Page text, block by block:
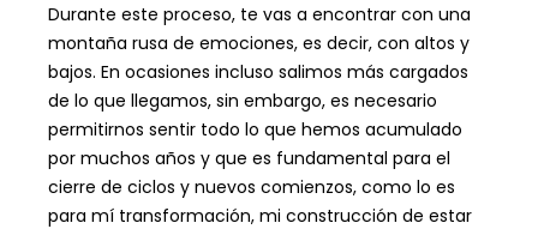
Durante este proceso, te vas a encontrar con una
montaña rusa de emociones, es decir, con altos y
bajos. En ocasiones incluso salimos más cargados
de lo que llegamos, sin embargo, es necesario
permitirnos sentir todo lo que hemos acumulado
por muchos años y que es fundamental para el
cierre de ciclos y nuevos comienzos, como lo es
para mí transformación, mi construcción de estar